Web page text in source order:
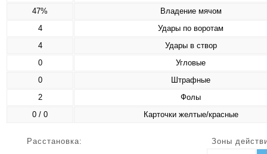
47%
Владение мячом
4
Удары по воротам
4
Удары в створ
0
Угловые
0
Штрафные
2
Фолы
0 / 0
Карточки желтые/красные
Расстановка: Зоны